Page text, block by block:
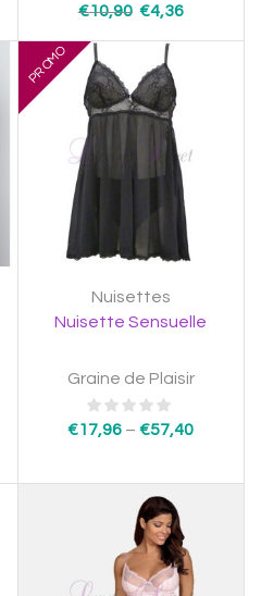
€10,90 €4,36
PROMO
Nuisettes
Nuisette Sensuelle
Graine de Plaisir
€17,96 –€57,40